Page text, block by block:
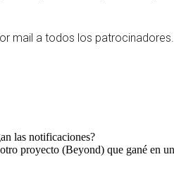
mail a todos los patrocinadores.